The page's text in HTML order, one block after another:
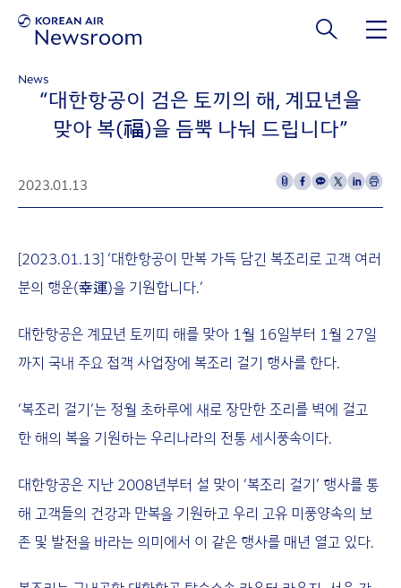
News
“대한항공이 검은 토끼의 해, 계묘년을
맞아 복(福)을 듬뿍 나눠 드립니다”
2023.01.13
[2023.01.13] ‘대한항공이 만복 가득 담긴 복조리로 고객 여러
분의 행운(幸運)을 기원합니다.’
대한항공은 계묘년 토끼띠 해를 맞아 1월 16일부터 1월 27일
까지 국내 주요 접객 사업장에 복조리 걸기 행사를 한다.
‘복조리 걸기’는 정월 초하루에 새로 장만한 조리를 벽에 걸고
한 해의 복을 기원하는 우리나라의 전통 세시풍속이다.
대한항공은 지난 2008년부터 설 맞이 ‘복조리 걸기’ 행사를 통
해 고객들의 건강과 만복을 기원하고 우리 고유 미풍양속의 보
존 및 발전을 바라는 의미에서 이 같은 행사를 매년 열고 있다.